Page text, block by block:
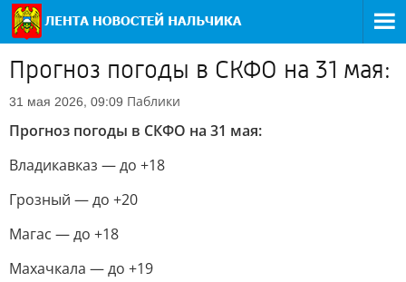
Прогноз погоды в СКФО на 31 мая:
31 мая 2026, 09:09 Паблики
Прогноз погоды в СКФО на 31 мая:
Владикавказ — до +18
Грозный — до +20
Магас — до +18
Махачкала — до +19